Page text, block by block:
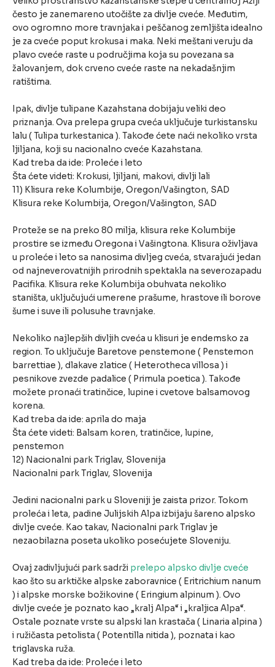
često je zanemareno utočište za divlje cveće. Međutim,
ovo ogromno more travnjaka i peščanog zemljišta idealno
je za cveće poput krokusa i maka. Neki meštani veruju da
plavo cveće raste u područjima koja su povezana sa
žalovanjem, dok crveno cveće raste na nekadašnjim
ratištima.
Ipak, divlje tulipane Kazahstana dobijaju veliki deo
priznanja. Ova prelepa grupa cveća uključuje turkistansku
lalu ( Tulipa turkestanica ). Takođe ćete naći nekoliko vrsta
ljiljana, koji su nacionalno cveće Kazahstana.
Kad treba da ide: Proleće i leto
Šta ćete videti: Krokusi, ljiljani, makovi, divlji lali
11) Klisura reke Kolumbije, Oregon/Vašington, SAD
Klisura reke Kolumbija, Oregon/Vašington, SAD
Proteže se na preko 80 milja, klisura reke Kolumbije
prostire se između Oregona i Vašingtona. Klisura oživljava
u proleće i leto sa nanosima divljeg cveća, stvarajući jedan
od najneverovatnijih prirodnih spektakla na severozapadu
Pacifika. Klisura reke Kolumbija obuhvata nekoliko
staništa, uključujući umerene prašume, hrastove ili borove
šume i suve ili polusuhe travnjake.
Nekoliko najlepših divljih cveća u klisuri je endemsko za
region. To uključuje Baretove penstemone ( Penstemon
barrettiae ), dlakave zlatice ( Heterotheca villosa ) i
pesnikove zvezde padalice ( Primula poetica ). Takođe
možete pronaći tratinčice, lupine i cvetove balsamovog
korena.
Kad treba da ide: aprila do maja
Šta ćete videti: Balsam koren, tratinčice, lupine,
penstemon
12) Nacionalni park Triglav, Slovenija
Nacionalni park Triglav, Slovenija
Jedini nacionalni park u Sloveniji je zaista prizor. Tokom
proleća i leta, padine Julijskih Alpa izbijaju šareno alpsko
divlje cveće. Kao takav, Nacionalni park Triglav je
nezaobilazna poseta ukoliko posećujete Sloveniju.
Ovaj zadivljujući park sadrži prelepo alpsko divlje cveće
kao što su arktičke alpske zaboravnice ( Eritrichium nanum
) i alpske morske božikovine ( Eringium alpinum ). Ovo
divlje cveće je poznato kao „kralj Alpa“ i „kraljica Alpa“.
Ostale poznate vrste su alpski lan krastača ( Linaria alpina )
i ružičasta petolista ( Potentilla nitida ), poznata i kao
triglavska ruža.
Kad treba da ide: Proleće i leto